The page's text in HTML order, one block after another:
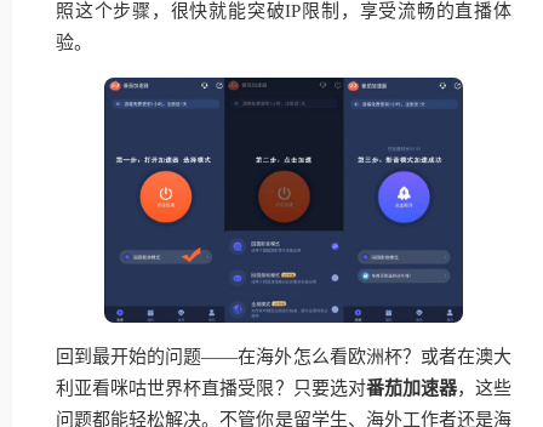
照这个步骤，很快就能突破IP限制，享受流畅的直播体
验。
回到最开始的问题——在海外怎么看欧洲杯？或者在澳大
利亚看咪咕世界杯直播受限？只要选对番茄加速器，这些
问题都能轻松解决。不管你是留学生、海外工作者还是海